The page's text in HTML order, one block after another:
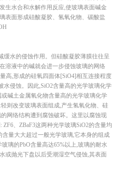
生水合和水解作用反应,使玻璃表面碱金
表面形成硅酸凝胶、氢氧化物、碳酸盐
缓水的侵蚀作用。但硅酸凝胶薄膜往往呈
溶液中的碱就会进一步侵蚀玻璃的网络
高,形成的硅氧四面体[SiO4]相互连接程度
水侵蚀。因此,SiO2含量高的光学玻璃化学
碱土金属氧化物含量高的光学玻璃化学
则改变玻璃表面组成,产生氢氧化物、硅
网络结构遭到腐蚀破坏。这里以腐蚀现
、ZBaF3这两种光学玻璃SiO2的含量均
含量大大超过一般光学玻璃,它本身的组成
璃的PbO含量高达65%以上,玻璃的耐水
或抛光下盘以后受潮湿空气侵蚀,其表面